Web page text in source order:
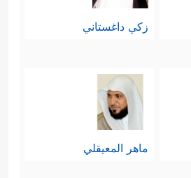
زكي داغستاني
ماهر المعيقلي